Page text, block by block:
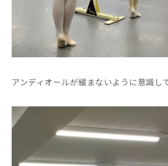
アンディオールが緩まないように意識し